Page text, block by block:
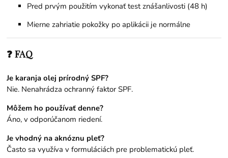
Pred prvým použitím vykonať test znášanlivosti (48 h)
Mierne zahriatie pokožky po aplikácii je normálne
❓ FAQ
Je karanja olej prírodný SPF?
Nie. Nenahrádza ochranný faktor SPF.
Môžem ho používať denne?
Áno, v odporúčanom riedení.
Je vhodný na aknóznu pleť?
Často sa využíva v formuláciách pre problematickú pleť.